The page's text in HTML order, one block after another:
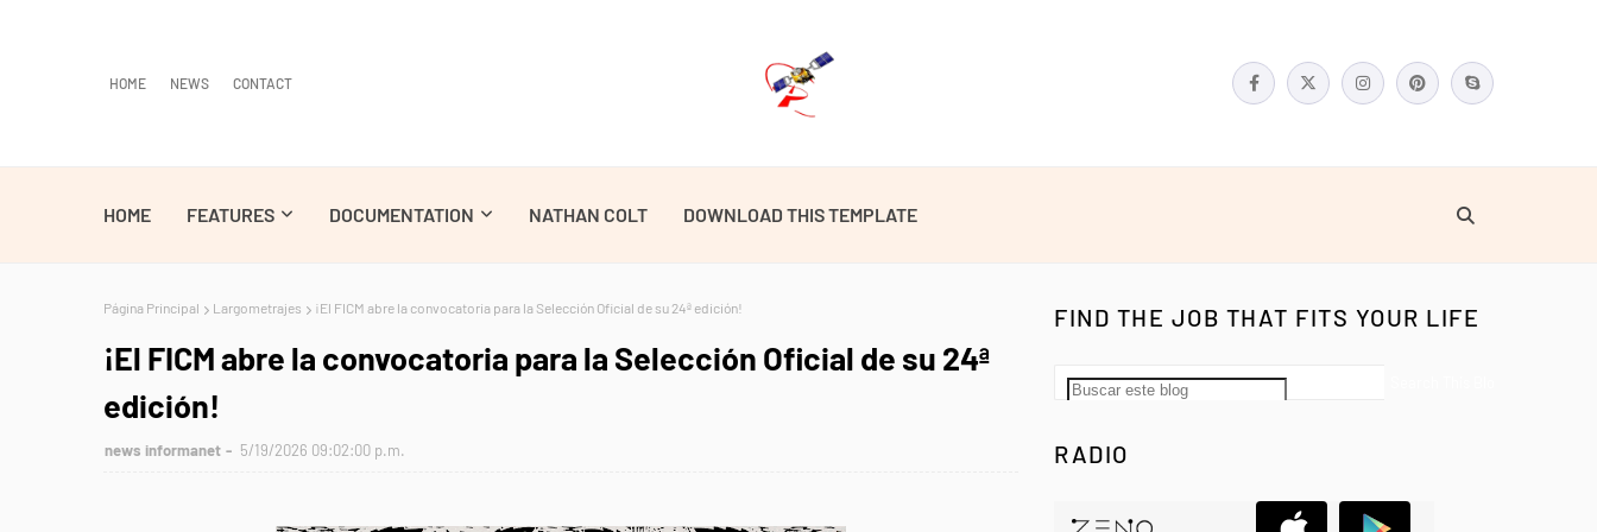
HOME NEWS CONTACT
HOME FEATURES DOCUMENTATION NATHAN COLT DOWNLOAD THIS TEMPLATE
Página Principal Largometrajes ¡El FICM abre la convocatoria para la Selección Oficial de su 24ª edición!
¡El FICM abre la convocatoria para la Selección Oficial de su 24ª
edición!
news informanet 5/19/2026 09:02:00 p.m.
FIND THE JOB THAT FITS YOUR LIFE
RADIO